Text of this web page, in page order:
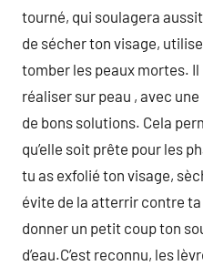
tourné, qui soulagera
de sécher ton visage,
tomber les peaux mortes.
réaliser sur peau , avec
de bons solutions. Cela
qu’elle soit prête pour les
tu as exfolié ton visage,
évite de la atterrir contre
donner un petit coup ton
d’eau.C’est reconnu, les